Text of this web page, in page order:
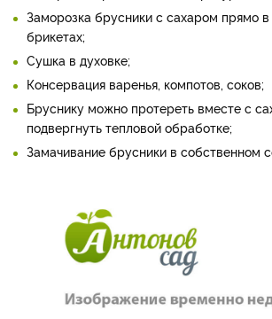
Заморозка брусники с сахаром прямо в
брикетах;
Сушка в духовке;
Консервация варенья, компотов, соков;
Бруснику можно протереть вместе с
подвергнуть тепловой обработке;
Замачивание брусники в собственном